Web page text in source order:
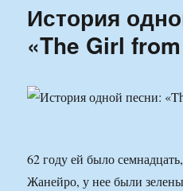
История
«The Girl
62 году ей было
Жанейро, у нее были